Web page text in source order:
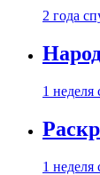
2 года
1 неделя
1 неделя